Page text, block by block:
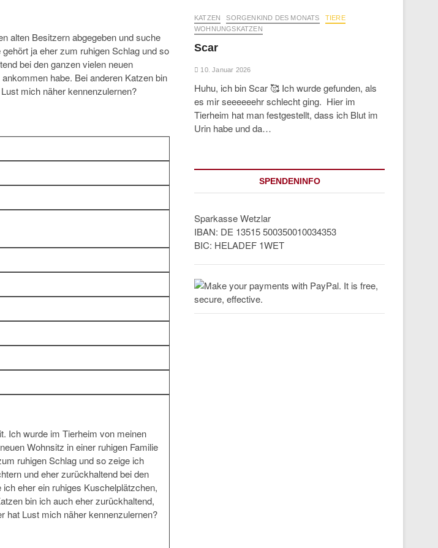
alten Besitzern abgegeben und suche
ja eher zum ruhigen Schlag und so
bei den ganzen vielen neuen
habe. Bei anderen Katzen bin
mich näher kennenzulernen?
Ich wurde im Tierheim von meinen
Wohnsitz in einer ruhigen Familie
ruhigen Schlag und so zeige ich
und eher zurückhaltend bei den
eher ein ruhiges Kuschelplätzchen,
bin ich auch eher zurückhaltend,
hat Lust mich näher kennenzulernen?
KATZEN SORGENKIND DES MONATS
TIERE
WOHNUNGSKATZEN
Scar
10. Januar 2026
Huhu, ich bin Scar 🥰 Ich wurde gefunden, als
es mir seeeeeehr schlecht ging. Hier im
Tierheim hat man festgestellt, dass ich Blut im
Urin habe und da…
SPENDENINFO
Sparkasse Wetzlar
IBAN: DE 13515 500350010034353
BIC: HELADEF 1WET